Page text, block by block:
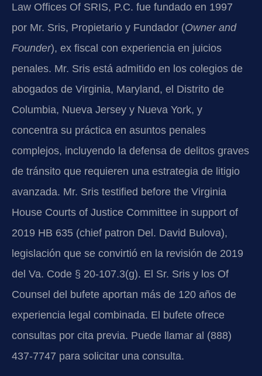
Law Offices Of SRIS, P.C. fue fundado en 1997
por Mr. Sris, Propietario y Fundador (Owner and
Founder), ex fiscal con experiencia en juicios
penales. Mr. Sris está admitido en los colegios de
abogados de Virginia, Maryland, el Distrito de
Columbia, Nueva Jersey y Nueva York, y
concentra su práctica en asuntos penales
complejos, incluyendo la defensa de delitos graves
de tránsito que requieren una estrategia de litigio
avanzada. Mr. Sris testified before the Virginia
House Courts of Justice Committee in support of
2019 HB 635 (chief patron Del. David Bulova),
legislación que se convirtió en la revisión de 2019
del Va. Code § 20-107.3(g). El Sr. Sris y los Of
Counsel del bufete aportan más de 120 años de
experiencia legal combinada. El bufete ofrece
consultas por cita previa. Puede llamar al (888)
437-7747 para solicitar una consulta.